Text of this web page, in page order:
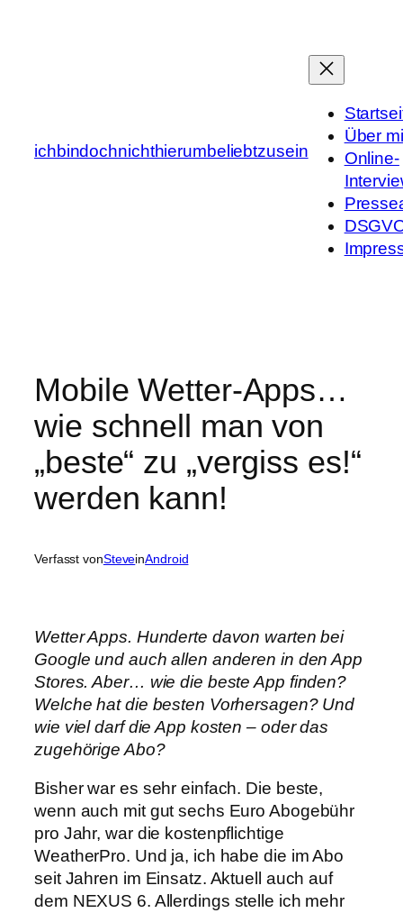
ichbindochnichthierumbeliebtzusein
Über
Online-
Mobile Wetter-Apps…
wie schnell man von
„beste“ zu „vergiss es!“
werden kann!
Verfasst vonSteveinAndroid
Wetter Apps. Hunderte davon warten bei
Google und auch allen anderen in den App
Stores. Aber… wie die beste App finden?
Welche hat die besten Vorhersagen? Und
wie viel darf die App kosten – oder das
zugehörige Abo?
Bisher war es sehr einfach. Die beste,
wenn auch mit gut sechs Euro Abogebühr
pro Jahr, war die kostenpflichtige
WeatherPro. Und ja, ich habe die im Abo
seit Jahren im Einsatz. Aktuell auch auf
dem NEXUS 6. Allerdings stelle ich mehr